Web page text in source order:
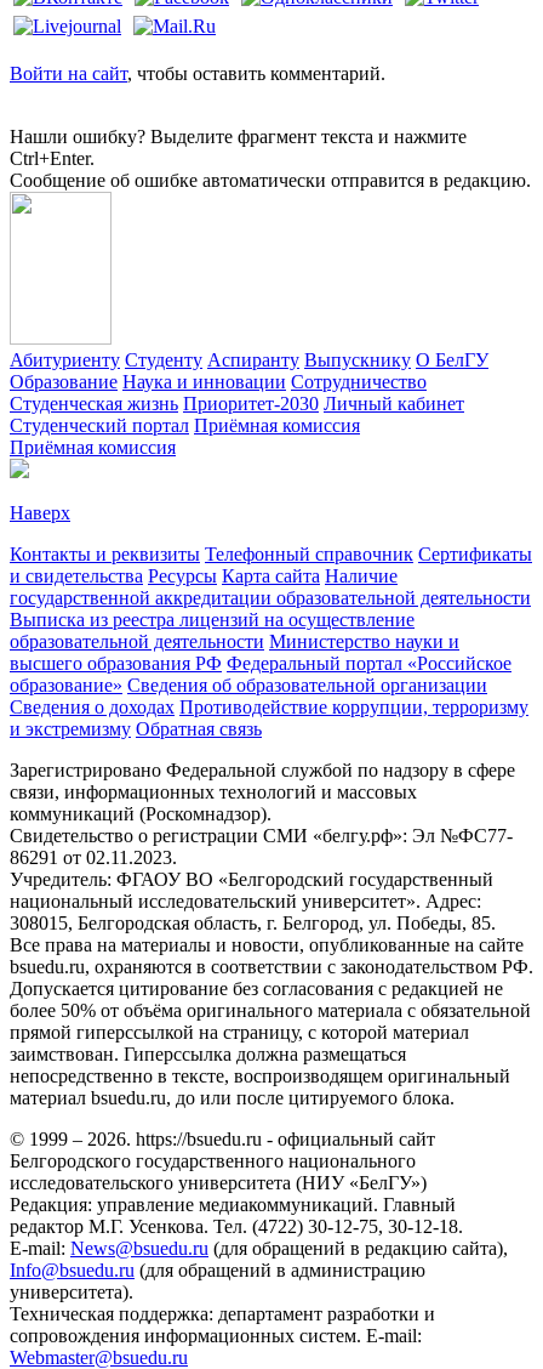
Войти на сайт, чтобы оставить комментарий.
Нашли ошибку? Выделите фрагмент текста и нажмите
Ctrl+Enter.
Сообщение об ошибке автоматически отправится в редакцию.
Абитуриенту Студенту Аспиранту Выпускнику О БелГУ
Образование Наука и инновации Сотрудничество
Студенческая жизнь Приоритет-2030 Личный кабинет
Студенческий портал Приёмная комиссия
Приёмная комиссия
Наверх
Контакты и реквизиты Телефонный справочник Сертификаты
и свидетельства Ресурсы Карта сайта Наличие
государственной аккредитации образовательной деятельности
Выписка из реестра лицензий на осуществление
образовательной деятельности Министерствo науки и
высшего образования РФ Федеральный портал «Российское
образование» Сведения об образовательной организации
Сведения о доходах Противодействие коррупции, терроризму
и экстремизму Обратная связь
Зарегистрировано Федеральной службой по надзору в сфере
связи, информационных технологий и массовых
коммуникаций (Роскомнадзор).
Свидетельство о регистрации СМИ «белгу.рф»: Эл №ФС77-
86291 от 02.11.2023.
Учредитель: ФГАОУ ВО «Белгородский государственный
национальный исследовательский университет». Адрес:
308015, Белгородская область, г. Белгород, ул. Победы, 85.
Все права на материалы и новости, опубликованные на сайте
bsuedu.ru, охраняются в соответствии с законодательством РФ.
Допускается цитирование без согласования с редакцией не
более 50% от объёма оригинального материала с обязательной
прямой гиперссылкой на страницу, с которой материал
заимствован. Гиперссылка должна размещаться
непосредственно в тексте, воспроизводящем оригинальный
материал bsuedu.ru, до или после цитируемого блока.
© 1999 – 2026. https://bsuedu.ru - официальный сайт
Белгородского государственного национального
исследовательского университета (НИУ «БелГУ»)
Редакция: управление медиакоммуникаций. Главный
редактор М.Г. Усенкова. Тел. (4722) 30-12-75, 30-12-18.
E-mail: News@bsuedu.ru (для обращений в редакцию сайта),
Info@bsuedu.ru (для обращений в администрацию
университета).
Техническая поддержка: департамент разработки и
сопровождения информационных систем. E-mail:
Webmaster@bsuedu.ru